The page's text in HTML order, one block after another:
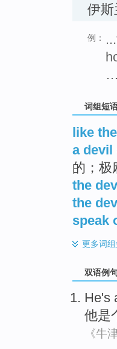
伊斯
例：
词组短
like
a devil
的；极
the
the
speak
更多词
双语例句
He's
他是
《牛